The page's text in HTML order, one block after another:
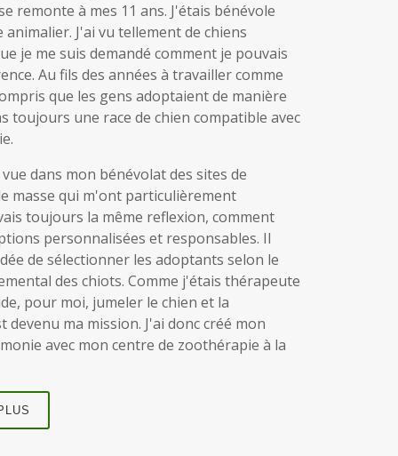
remonte à mes 11 ans. J'étais bénévole
J'ai vu tellement de chiens
je me suis demandé comment je pouvais
Au fils des années à travailler comme
que les gens adoptaient de manière
toujours une race de chien compatible avec
dans mon bénévolat des sites de
masse qui m'ont particulièrement
toujours la même reflexion, comment
personnalisées et responsables. Il
de sélectionner les adoptants selon le
des chiots. Comme j'étais thérapeute
pour moi, jumeler le chien et la
devenu ma mission. J'ai donc créé mon
avec mon centre de zoothérapie à la